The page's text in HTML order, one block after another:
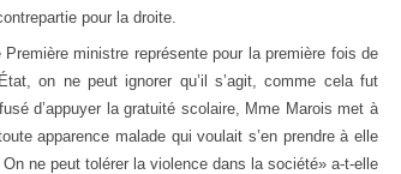
pour la droite.
ministre représente pour la première fois de
on ne peut ignorer qu’il s’agit, comme cela fut
d’appuyer la gratuité scolaire, Mme Marois met à
apparence malade qui voulait s’en prendre à elle
ne peut tolérer la violence dans la société» a-t-elle